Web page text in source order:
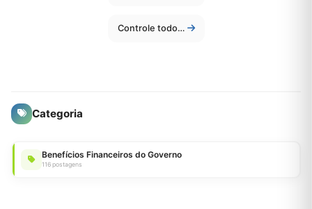
Controle todos os seus aparelhos com um único app universal
Categoria
Benefícios Financeiros do Governo
116 postagens